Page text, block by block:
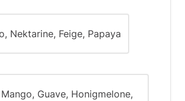
Nektarine, Feige, Papaya
Guave, Honigmelone,